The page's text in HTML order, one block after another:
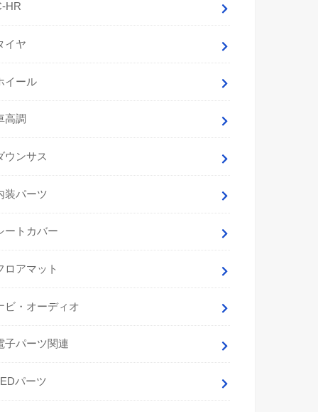
HR
イヤ
イール
高調
ウンサス
装パーツ
ートカバー
ロアマット
ビ・オーディオ
子パーツ関連
パーツ